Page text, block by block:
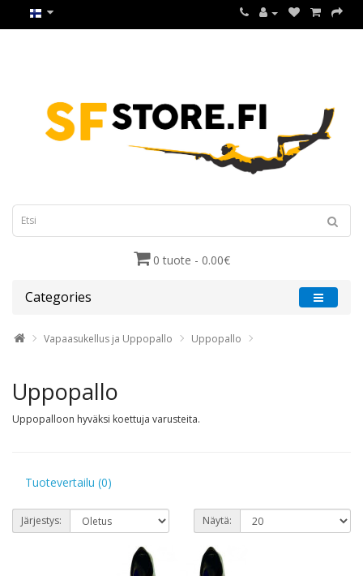
0 tuote - 0.00€
Categories
Vapaasukellus ja Uppopallo Uppopallo
Uppopallo
Uppopalloon hyväksi koettuja varusteita.
Tuotevertailu (0)
Järjestys: Näytä: